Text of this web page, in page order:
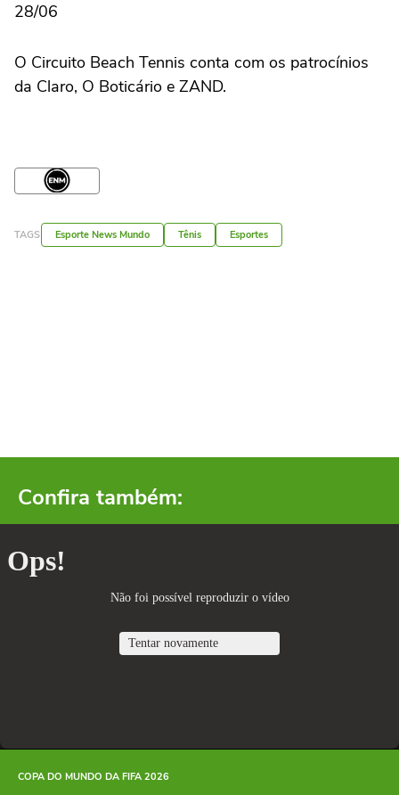
28/06
O Circuito Beach Tennis conta com os patrocínios
da Claro, O Boticário e ZAND.
TAGS Esporte News Mundo Tênis Esportes
Confira também:
COPA DO MUNDO DA FIFA 2026